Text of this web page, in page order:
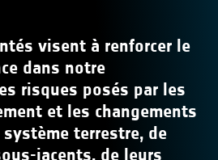
visent à renforcer le
dans notre
risques posés par les
et les changements
terrestre, de
jacents, de leurs